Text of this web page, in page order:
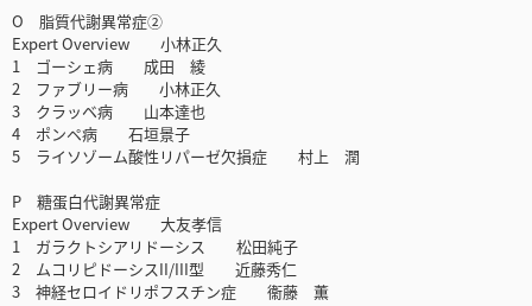
O 脂質代謝異常症②
Expert Overview 小林正久
1 ゴーシェ病 成田 綾
2 ファブリー病 小林正久
3 クラッベ病 山本達也
4 ポンペ病 石垣景子
5 ライソゾーム酸性リパーゼ欠損症 村上 潤
P 糖蛋白代謝異常症
Expert Overview 大友孝信
1 ガラクトシアリドーシス 松田純子
2 ムコリピドーシスII/III型 近藤秀仁
3 神経セロイドリポフスチン症 衞藤 薫